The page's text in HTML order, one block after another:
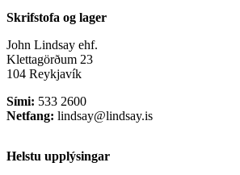
Skrifstofa og lager
John Lindsay ehf.
Klettagörðum 23
104 Reykjavík
Sími: 533 2600
Netfang: lindsay@lindsay.is
Helstu upplýsingar